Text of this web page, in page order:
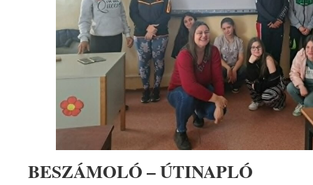
BESZÁMOLÓ – ÚTINAPLÓ